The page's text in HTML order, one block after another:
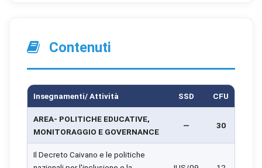
Contenuti
Insegnamenti/ Attività SSD CFU
AREA- POLITICHE EDUCATIVE,
MONITORAGGIO E GOVERNANCE
— 30
Il Decreto Caivano e le politiche